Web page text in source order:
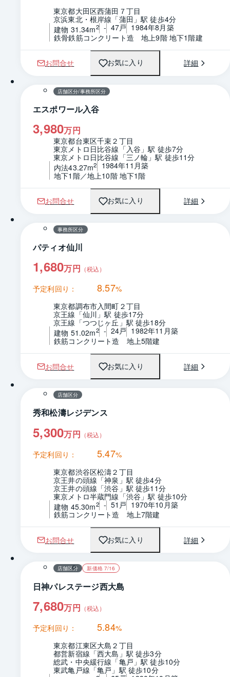
東京都大田区西蒲田７丁目
京浜東北・根岸線「蒲田」駅 徒歩4分
建物 31.34m2 - 47戸 1984年8月築
鉄骨鉄筋コンクリート造　地上9階 地下1階建
お問合せ お気に入り 詳細
1 / 0 間取り
店舗区分/事務所区分
エスポワール入谷
3,980万円
東京都台東区千束２丁目
東京メトロ日比谷線「入谷」駅 徒歩7分
東京メトロ日比谷線「三ノ輪」駅 徒歩11分
内法43.27m2
1984年11月築
地下1階／地上10階 地下1階
お問合せ お気に入り 詳細
1 / 0 間取り
事務所区分
パティオ仙川
1,680万円 （税込）
予定利回り： 8.57%
東京都調布市入間町２丁目
京王線「仙川」駅 徒歩17分
京王線「つつじヶ丘」駅 徒歩18分
建物 51.02m2 - 24戸 1982年11月築
鉄筋コンクリート造　地上5階建
お問合せ お気に入り 詳細
1 / 0
店舗区分
秀和松濤レジデンス
5,300万円 （税込）
予定利回り： 5.47%
東京都渋谷区松濤２丁目
京王井の頭線「神泉」駅 徒歩4分
京王井の頭線「渋谷」駅 徒歩11分
東京メトロ半蔵門線「渋谷」駅 徒歩10分
建物 45.30m2 - 51戸 1970年10月築
鉄筋コンクリート造　地上7階建
お問合せ お気に入り 詳細
1 / 0 間取り
店舗区分 新価格 7/16
日神パレステージ西大島
7,680万円 （税込）
予定利回り： 5.84%
東京都江東区大島２丁目
都営新宿線「西大島」駅 徒歩3分
総武・中央緩行線「亀戸」駅 徒歩10分
東武亀戸線「亀戸」駅 徒歩10分